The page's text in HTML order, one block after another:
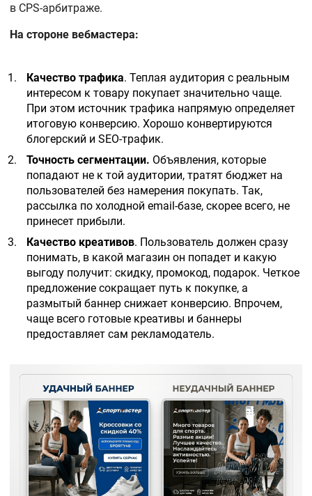
в CPS-арбитраже.
На стороне вебмастера:
Качество трафика. Теплая аудитория с реальным
интересом к товару покупает значительно чаще.
При этом источник трафика напрямую определяет
итоговую конверсию. Хорошо конвертируются
блогерский и SEO-трафик.
Точность сегментации. Объявления, которые
попадают не к той аудитории, тратят бюджет на
пользователей без намерения покупать. Так,
рассылка по холодной email-базе, скорее всего, не
принесет прибыли.
Качество креативов. Пользователь должен сразу
понимать, в какой магазин он попадет и какую
выгоду получит: скидку, промокод, подарок. Четкое
предложение сокращает путь к покупке, а
размытый баннер снижает конверсию. Впрочем,
чаще всего готовые креативы и баннеры
предоставляет сам рекламодатель.